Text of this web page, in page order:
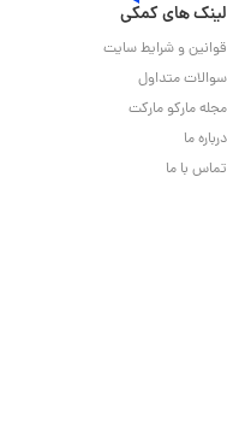
لینک های کمکی
قوانین و شرایط سایت
سوالات متداول
مجله مارکو مارکت
درباره ما
تماس با ما